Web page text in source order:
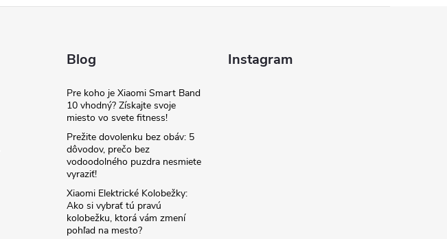
Blog
Pre koho je Xiaomi Smart Band
10 vhodný? Získajte svoje
miesto vo svete fitness!
Prežite dovolenku bez obáv: 5
dôvodov, prečo bez
vodoodolného puzdra nesmiete
vyraziť!
Xiaomi Elektrické Kolobežky:
Ako si vybrať tú pravú
kolobežku, ktorá vám zmení
pohľad na mesto?
Instagram